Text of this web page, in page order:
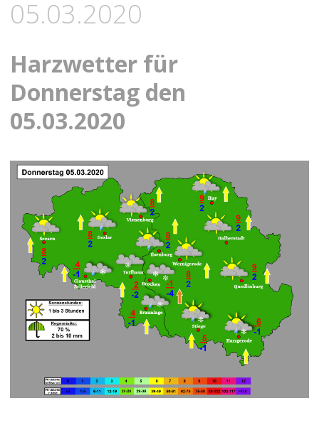
05.03.2020
Harzwetter für
Donnerstag den
05.03.2020